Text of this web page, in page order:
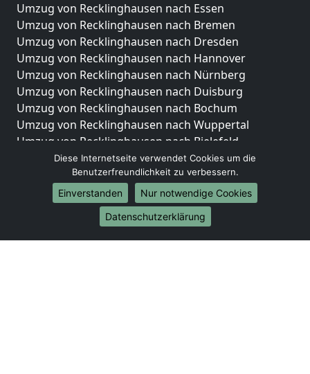
Umzug von Recklinghausen nach Essen
Umzug von Recklinghausen nach Bremen
Umzug von Recklinghausen nach Dresden
Umzug von Recklinghausen nach Hannover
Umzug von Recklinghausen nach Nürnberg
Umzug von Recklinghausen nach Duisburg
Umzug von Recklinghausen nach Bochum
Umzug von Recklinghausen nach Wuppertal
Umzug von Recklinghausen nach Bielefeld
Umzug von Recklinghausen nach Bonn
Umzug von Recklinghausen nach Münster
Internationale-Umzüge
Umzug von Recklinghausen nach Brasilien
Umzug von Recklinghausen nach Brunei
Diese Internetseite verwendet Cookies um die
Benutzerfreundlichkeit zu verbessern.
Einverstanden
Nur notwendige Cookies
Datenschutzerklärung